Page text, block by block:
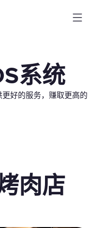
系统
好的服务，赚取更高的
肉店